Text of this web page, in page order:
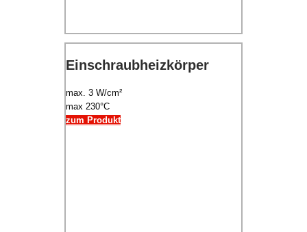
Einschraubheizkörper
max. 3 W/cm²
max 230°C
zum Produkt